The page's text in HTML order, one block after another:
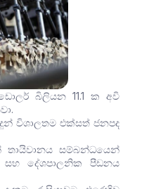
බිලියන 11.1 ක අවි
විශාලතම එක්සත් ජනපද
සම්බන්ධයෙන්
දේශපාලනික පීඩනය